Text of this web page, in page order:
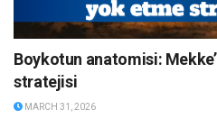
Boykotun anatomisi:
stratejisi
MARCH 31, 2026